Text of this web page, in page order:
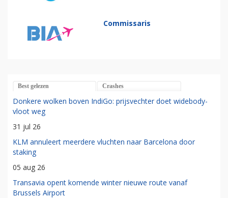
Commissaris
Best gelezen Crashes
Donkere wolken boven IndiGo: prijsvechter doet widebody-
vloot weg
31 jul 26
KLM annuleert meerdere vluchten naar Barcelona door
staking
05 aug 26
Transavia opent komende winter nieuwe route vanaf
Brussels Airport